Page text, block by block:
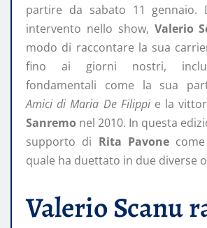
partire da sabato 11 gennaio.
intervento nello show, Valerio
modo di raccontare la sua
fino ai giorni nostri,
fondamentali come la sua
Amici di Maria De Filippie la
Sanremo nel 2010. In questa
supporto di Rita Pavonecome
quale ha duettato in due diverse
Valerio Scanu